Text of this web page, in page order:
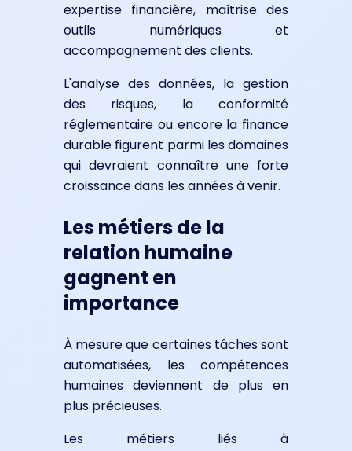
expertise financière, maîtrise des
outils numériques et
accompagnement des clients.
L'analyse des données, la gestion
des risques, la conformité
réglementaire ou encore la finance
durable figurent parmi les domaines
qui devraient connaître une forte
croissance dans les années à venir.
Les métiers de la
relation humaine
gagnent en
importance
À mesure que certaines tâches sont
automatisées, les compétences
humaines deviennent de plus en
plus précieuses.
Les métiers liés à